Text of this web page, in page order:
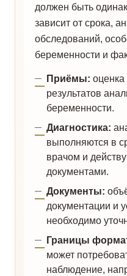
должен быть
зависит от срока,
обследований,
беременности и
Приёмы:
результатов
беременности.
Диагностика:
выполняются в
врачом и
документами.
Документы:
документации и
необходимо
Границы
может
наблюдение,